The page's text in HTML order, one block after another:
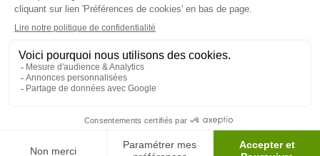
SUIVEZ-NOUS SUR :
Protection des données personnelles|Mentions légales
Préférences de cookies
© 2026 Retraite Plus - Tous droits réservés.